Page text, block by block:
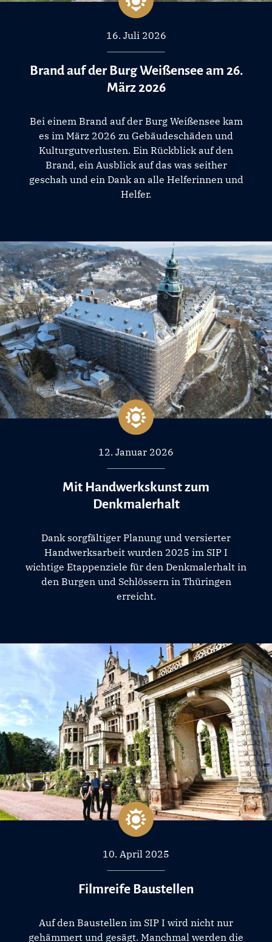
16. Juli 2026
Brand auf der Burg Weißensee am 26.
März 2026
Bei einem Brand auf der Burg Weißensee kam
es im März 2026 zu Gebäudeschäden und
Kulturgutverlusten. Ein Rückblick auf den
Brand, ein Ausblick auf das was seither
geschah und ein Dank an alle Helferinnen und
Helfer.
12. Januar 2026
Mit Handwerkskunst zum
Denkmalerhalt
Dank sorgfältiger Planung und versierter
Handwerksarbeit wurden 2025 im SIP I
wichtige Etappenziele für den Denkmalerhalt in
den Burgen und Schlössern in Thüringen
erreicht.
10. April 2025
Filmreife Baustellen
Auf den Baustellen im SIP I wird nicht nur
gehämmert und gesägt. Manchmal werden die